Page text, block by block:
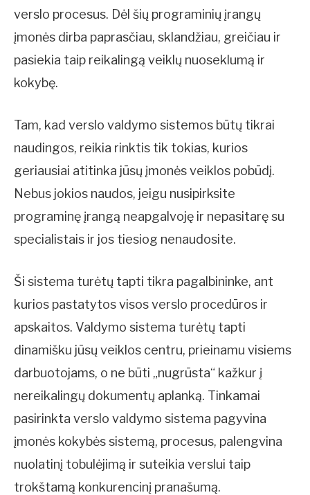
verslo procesus. Dėl šių programinių įrangų
įmonės dirba paprasčiau, sklandžiau, greičiau ir
pasiekia taip reikalingą veiklų nuoseklumą ir
kokybę.
Tam, kad verslo valdymo sistemos būtų tikrai
naudingos, reikia rinktis tik tokias, kurios
geriausiai atitinka jūsų įmonės veiklos pobūdį.
Nebus jokios naudos, jeigu nusipirksite
programinę įrangą neapgalvoję ir nepasitarę su
specialistais ir jos tiesiog nenaudosite.
Ši sistema turėtų tapti tikra pagalbininke, ant
kurios pastatytos visos verslo procedūros ir
apskaitos. Valdymo sistema turėtų tapti
dinamišku jūsų veiklos centru, prieinamu visiems
darbuotojams, o ne būti „nugrūsta“ kažkur į
nereikalingų dokumentų aplanką. Tinkamai
pasirinkta verslo valdymo sistema pagyvina
įmonės kokybės sistemą, procesus, palengvina
nuolatinį tobulėjimą ir suteikia verslui taip
trokštamą konkurencinį pranašumą.